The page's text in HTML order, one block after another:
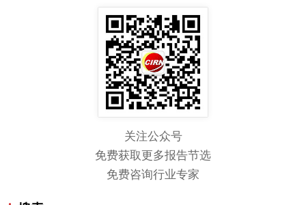
关注公众号
免费获取更多报告节选
免费咨询行业专家